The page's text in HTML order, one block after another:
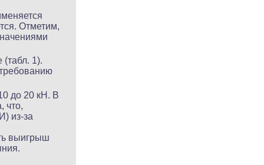
Отметим,
1).
до 20 кН. В
что,
из-за
выигрыш